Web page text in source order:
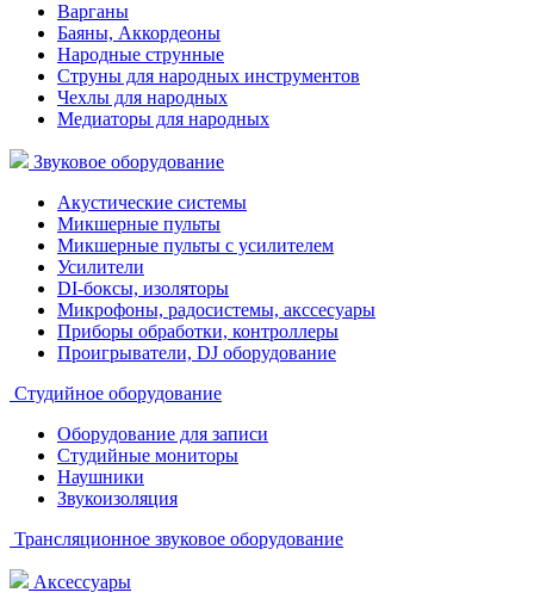
Варганы
Баяны, Аккордеоны
Народные струнные
Струны для народных инструментов
Чехлы для народных
Медиаторы для народных
Звуковое оборудование
Акустические системы
Микшерные пульты
Микшерные пульты с усилителем
Усилители
DI-боксы, изоляторы
Микрофоны, радосистемы, акссесуары
Приборы обработки, контроллеры
Проигрыватели, DJ оборудование
Студийное оборудование
Оборудование для записи
Студийные мониторы
Наушники
Звукоизоляция
Трансляционное звуковое оборудование
Аксессуары